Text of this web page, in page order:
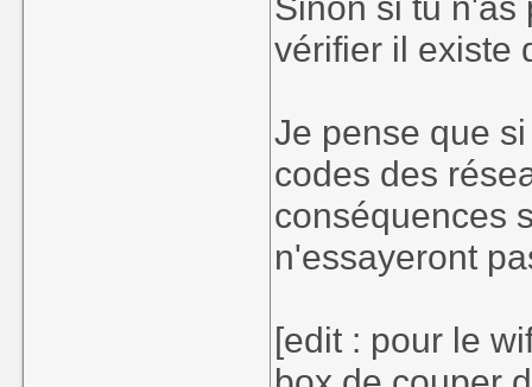
vérifier il existe
Je pense que
codes des
conséquences
n'essayeront
[edit : pour le